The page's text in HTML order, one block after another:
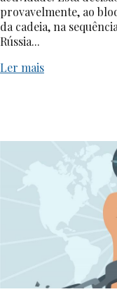
provavelmente, ao
da cadeia, na
Rússia...
Ler mais